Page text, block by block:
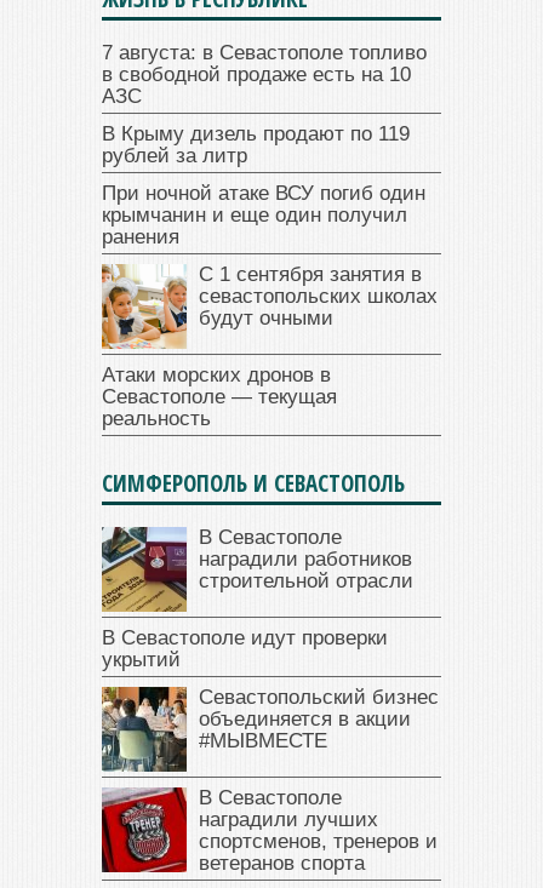
7 августа: в Севастополе топливо
в свободной продаже есть на 10
АЗС
В Крыму дизель продают по 119
рублей за литр
При ночной атаке ВСУ погиб один
крымчанин и еще один получил
ранения
С 1 сентября занятия в
севастопольских школах
будут очными
Атаки морских дронов в
Севастополе — текущая
реальность
СИМФЕРОПОЛЬ И СЕВАСТОПОЛЬ
В Севастополе
наградили работников
строительной отрасли
В Севастополе идут проверки
укрытий
Севастопольский бизнес
объединяется в акции
#МЫВМЕСТЕ
В Севастополе
наградили лучших
спортсменов, тренеров и
ветеранов спорта